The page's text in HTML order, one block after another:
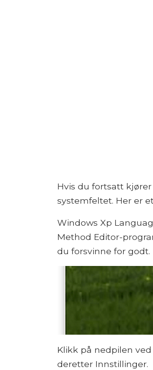
Hvis du fortsatt
systemfeltet. Her er
Windows Xp
Method Editor-
du forsvinne for
Klikk på nedpilen
deretter Innstillinger.